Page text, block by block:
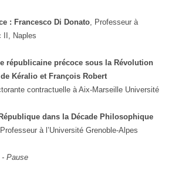
: Francesco Di Donato , Professeur à
II, Naples
républicaine précoce sous la Révolution
Kéralio et François Robert
contractuelle à Aix-Marseille Université
dans la Décade Philosophique
, Professeur à l’Université Grenoble-Alpes
Pause